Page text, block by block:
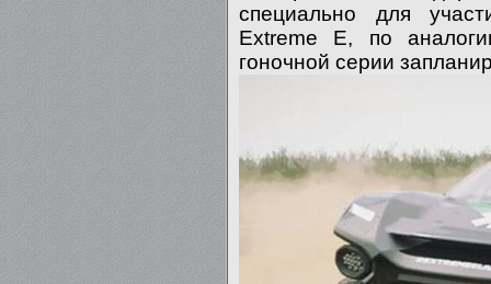
специально для
Extreme E, по
гоночной серии